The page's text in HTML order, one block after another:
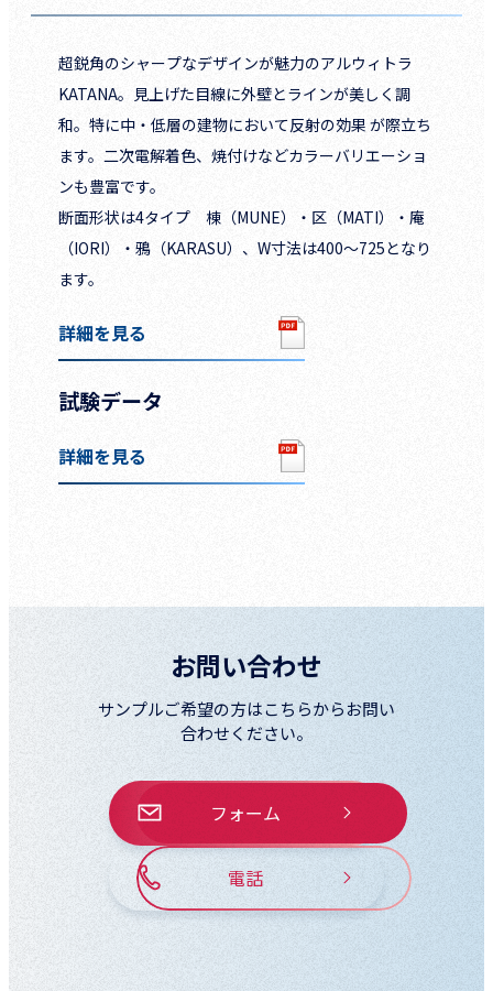
超鋭角のシャープなデザインが魅力のアルウィトラ
KATANA。見上げた目線に外壁とラインが美しく調
和。特に中・低層の建物において反射の効果 が際立ち
ます。二次電解着色、焼付けなどカラーバリエーショ
ンも豊富です。
断面形状は4タイプ 棟（MUNE）・区（MATI）・庵
（IORI）・鴉（KARASU）、W寸法は400～725となり
ます。
詳細を見る
試験データ
詳細を見る
お問い合わせ
サンプルご希望の方はこちらからお問い
合わせください。
フォーム
電話